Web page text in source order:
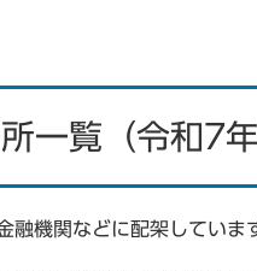
一覧（令和7
融機関などに配架していま